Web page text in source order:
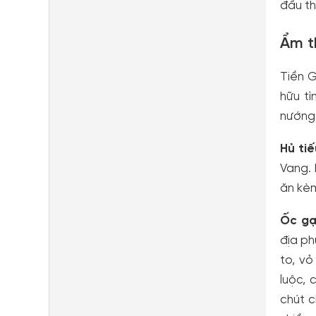
đầu
Ẩm
Tiền
hữu
Hủ
Vang.
ăn
Ốc
địa
to, vỏ
luộc,
chút